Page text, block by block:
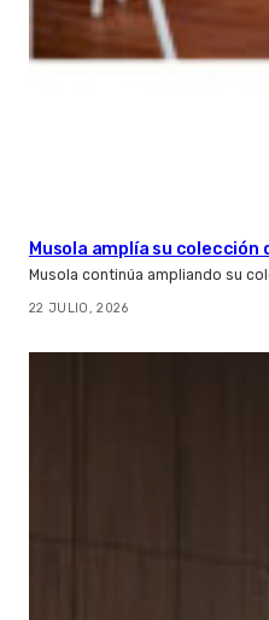
Musola amplía su
Musola continúa ampliando su
22 JULIO, 2026